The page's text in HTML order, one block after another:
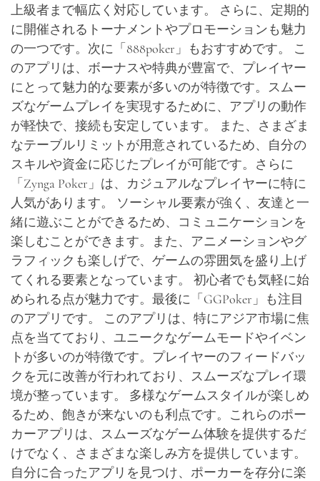
上級者まで幅広く対応しています。 さらに、定期的
に開催されるトーナメントやプロモーションも魅力
の一つです。次に「888poker」もおすすめです。 こ
のアプリは、ボーナスや特典が豊富で、プレイヤー
にとって魅力的な要素が多いのが特徴です。スムー
ズなゲームプレイを実現するために、アプリの動作
が軽快で、接続も安定しています。 また、さまざま
なテーブルリミットが用意されているため、自分の
スキルや資金に応じたプレイが可能です。さらに
「Zynga Poker」は、カジュアルなプレイヤーに特に
人気があります。 ソーシャル要素が強く、友達と一
緒に遊ぶことができるため、コミュニケーションを
楽しむことができます。また、アニメーションやグ
ラフィックも楽しげで、ゲームの雰囲気を盛り上げ
てくれる要素となっています。 初心者でも気軽に始
められる点が魅力です。最後に「GGPoker」も注目
のアプリです。 このアプリは、特にアジア市場に焦
点を当てており、ユニークなゲームモードやイベン
トが多いのが特徴です。プレイヤーのフィードバッ
クを元に改善が行われており、スムーズなプレイ環
境が整っています。 多様なゲームスタイルが楽しめ
るため、飽きが来ないのも利点です。これらのポー
カーアプリは、スムーズなゲーム体験を提供するだ
けでなく、さまざまな楽しみ方を提供しています。
自分に合ったアプリを見つけ、ポーカーを存分に楽